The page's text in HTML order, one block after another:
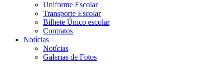
Uniforme Escolar
Transporte Escolar
Bilhete Único escolar
Contratos
Notícias
Notícias
Galerias de Fotos